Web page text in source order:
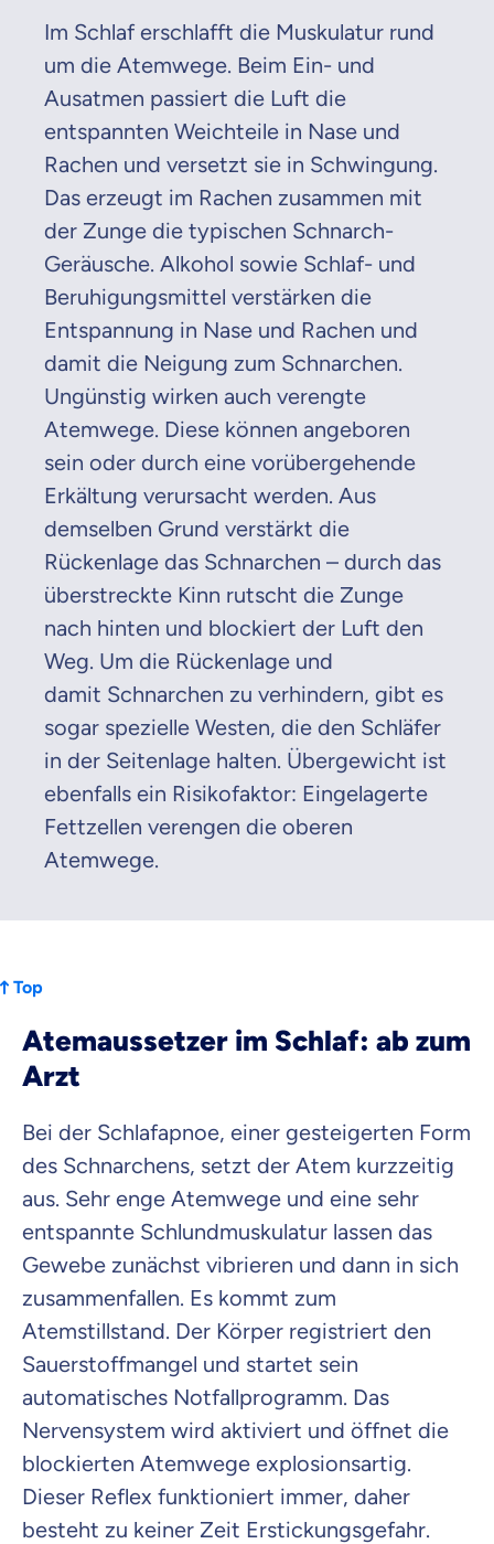
Im Schlaf erschlafft die Muskulatur rund
um die Atemwege. Beim Ein- und
Ausatmen passiert die Luft die
entspannten Weichteile in Nase und
Rachen und versetzt sie in Schwingung.
Das erzeugt im Rachen zusammen mit
der Zunge die typischen Schnarch-
Geräusche. Alkohol sowie Schlaf- und
Beruhigungsmittel verstärken die
Entspannung in Nase und Rachen und
damit die Neigung zum Schnarchen.
Ungünstig wirken auch verengte
Atemwege. Diese können angeboren
sein oder durch eine vorübergehende
Erkältung verursacht werden. Aus
demselben Grund verstärkt die
Rückenlage das Schnarchen – durch das
überstreckte Kinn rutscht die Zunge
nach hinten und blockiert der Luft den
Weg. Um die Rückenlage und
damit Schnarchen zu verhindern, gibt es
sogar spezielle Westen, die den Schläfer
in der Seitenlage halten. Übergewicht ist
ebenfalls ein Risikofaktor: Eingelagerte
Fettzellen verengen die oberen
Atemwege.
Top
Atemaussetzer im Schlaf: ab zum
Arzt
Bei der Schlafapnoe, einer gesteigerten Form
des Schnarchens, setzt der Atem kurzzeitig
aus. Sehr enge Atemwege und eine sehr
entspannte Schlundmuskulatur lassen das
Gewebe zunächst vibrieren und dann in sich
zusammenfallen. Es kommt zum
Atemstillstand. Der Körper registriert den
Sauerstoffmangel und startet sein
automatisches Notfallprogramm. Das
Nervensystem wird aktiviert und öffnet die
blockierten Atemwege explosionsartig.
Dieser Reflex funktioniert immer, daher
besteht zu keiner Zeit Erstickungsgefahr.